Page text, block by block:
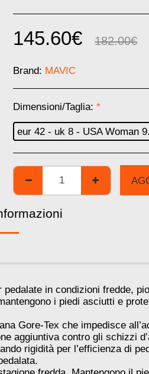
145.60€ 182.00€
Brand: MAVIC
Dimensioni/Taglia: *
eur 42 - uk 8 - USA Woman
pedalate in condizioni fredde,
i piedi asciutti e
Gore-Tex che impedisce
aggiuntiva contro gli schizzi
rigidità per l’efficienza di